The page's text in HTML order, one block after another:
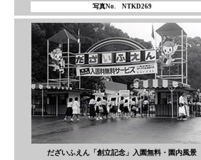
写真No. NTKD269
だざいふえん「創立記念」入園無料・園内風景